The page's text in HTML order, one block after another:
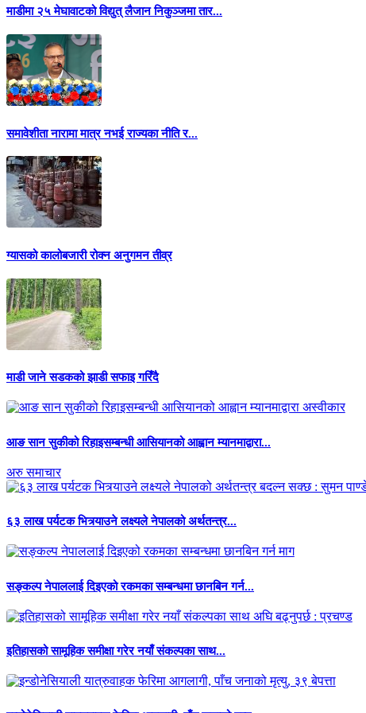
माडीमा २५ मेघावाटको विद्युत् लैजान निकुञ्जमा तार...
समावेशीता नारामा मात्र नभई राज्यका नीति र...
ग्यासको कालोबजारी रोक्न अनुगमन तीव्र
माडी जाने सडकको झाडी सफाइ गरिँदै
आङ सान सुकीको रिहाइसम्बन्धी आसियानको आह्वान म्यानमाद्वारा...
अरु समाचार
६३ लाख पर्यटक भित्र्याउने लक्ष्यले नेपालको अर्थतन्त्र...
सङ्कल्प नेपाललाई दिइएको रकमका सम्बन्धमा छानबिन गर्न...
इतिहासको सामूहिक समीक्षा गरेर नयाँ संकल्पका साथ...